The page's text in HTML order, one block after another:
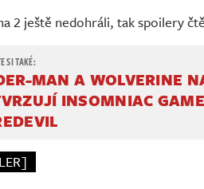
2 ještě nedohráli, tak spoilery
MAN A WOLVERINE
INSOMNIAC